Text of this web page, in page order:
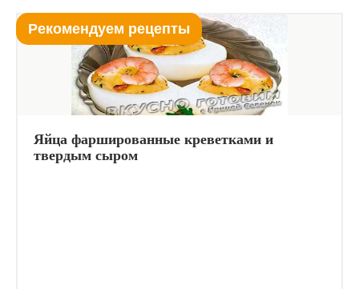
Рекомендуем рецепты
Яйца фаршированные креветками и
твердым сыром